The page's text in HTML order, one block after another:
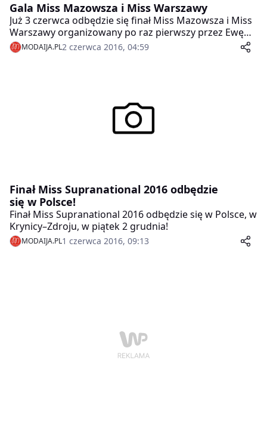
Gala Miss Mazowsza i Miss Warszawy
Już 3 czerwca odbędzie się finał Miss Mazowsza i Miss
Warszawy organizowany po raz pierwszy przez Ewę
Mielnicką, Miss Polski 2014.
MODAIJA.PL2 czerwca 2016, 04:59
Finał Miss Supranational 2016 odbędzie
się w Polsce!
Finał Miss Supranational 2016 odbędzie się w Polsce, w
Krynicy–Zdroju, w piątek 2 grudnia!
MODAIJA.PL1 czerwca 2016, 09:13